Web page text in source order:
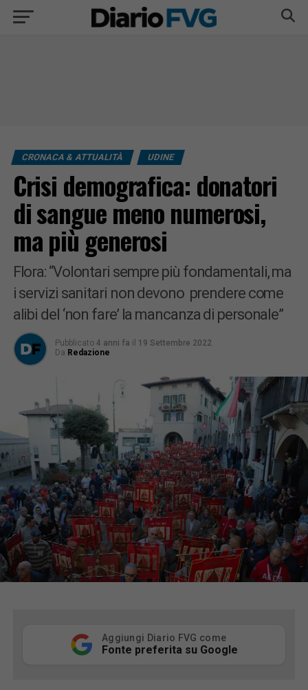
CRONACA & ATTUALITÀ UDINE
Crisi demografica: donatori
di sangue meno numerosi,
ma più generosi
Flora: “Volontari sempre più fondamentali, ma
i servizi sanitari non devono prendere come
alibi del ‘non fare’ la mancanza di personale”
Pubblicato 4 anni fa il 19 Settembre 2022
Da Redazione
Aggiungi Diario FVG come
Fonte preferita su Google